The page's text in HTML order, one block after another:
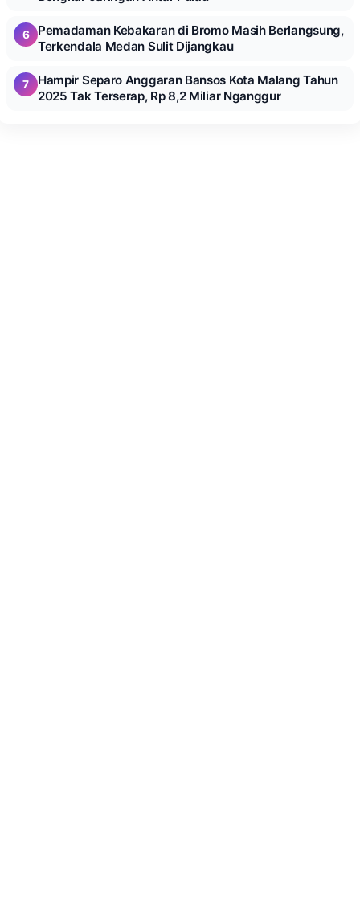
6
Pemadaman Kebakaran di Bromo Masih Berlangsung,
Terkendala Medan Sulit Dijangkau
7
Hampir Separo Anggaran Bansos Kota Malang Tahun
2025 Tak Terserap, Rp 8,2 Miliar Nganggur